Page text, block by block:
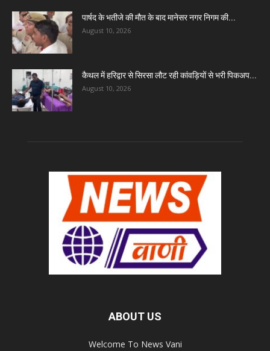
पार्षद के भतीजे की मौत के बाद मानेसर नगर निगम की...
August 10, 2026
कैथल में हरिद्वार से सिरसा लौट रही कांवड़ियों से भरी पिकअप...
August 10, 2026
ABOUT US
Welcome To News Vani